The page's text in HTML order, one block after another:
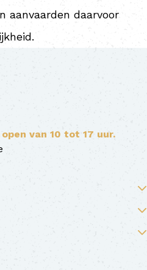
aanvaarden daarvoor
van 10 tot 17 uur.